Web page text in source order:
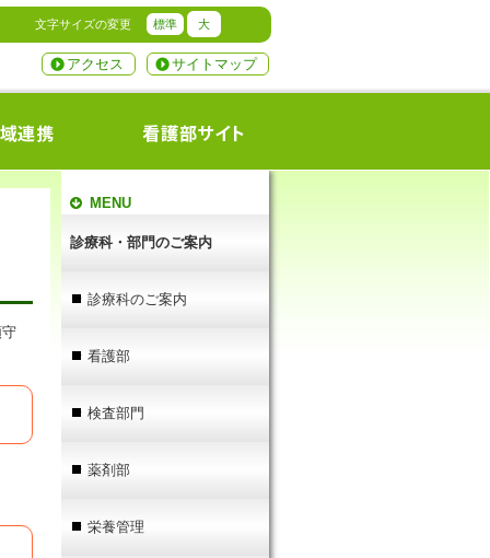
文字サイズの変更 標準 大
サイトマップ
アクセス
MENU
診療科・部門のご案内
診療科のご案内
看護部
検査部門
薬剤部
栄養管理